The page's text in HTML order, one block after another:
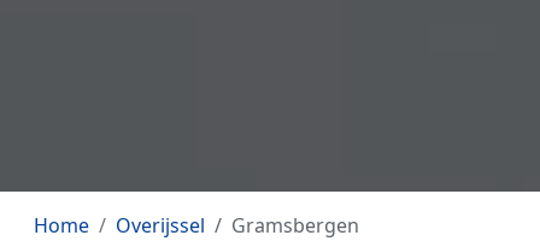
Home Overijssel Gramsbergen